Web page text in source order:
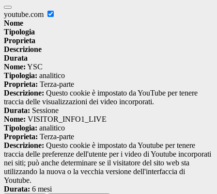
youtube.com
Nome
Tipologia
Proprieta
Descrizione
Durata
Nome: YSC
Tipologia: analitico
Proprieta: Terza-parte
Descrizione: Questo cookie è impostato da YouTube per tenere
traccia delle visualizzazioni dei video incorporati.
Durata: Sessione
Nome: VISITOR_INFO1_LIVE
Tipologia: analitico
Proprieta: Terza-parte
Descrizione: Questo cookie è impostato da Youtube per tenere
traccia delle preferenze dell'utente per i video di Youtube incorporati
nei siti; può anche determinare se il visitatore del sito web sta
utilizzando la nuova o la vecchia versione dell'interfaccia di
Youtube.
Durata: 6 mesi